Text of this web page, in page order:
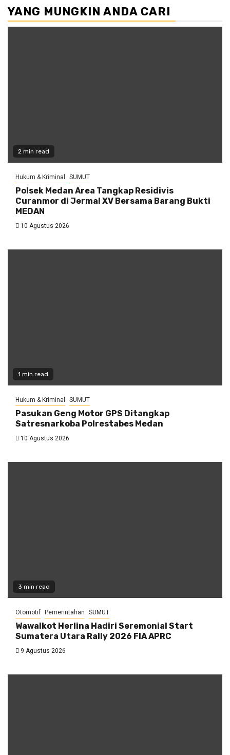
YANG MUNGKIN ANDA CARI
2 min read
Hukum & Kriminal SUMUT
Polsek Medan Area Tangkap Residivis
Curanmor di Jermal XV Bersama Barang Bukti
MEDAN
10 Agustus 2026
1 min read
Hukum & Kriminal SUMUT
Pasukan Geng Motor GPS Ditangkap
Satresnarkoba Polrestabes Medan
10 Agustus 2026
3 min read
Otomotif Pemerintahan SUMUT
Wawalkot Herlina Hadiri Seremonial Start
Sumatera Utara Rally 2026 FIA APRC
9 Agustus 2026